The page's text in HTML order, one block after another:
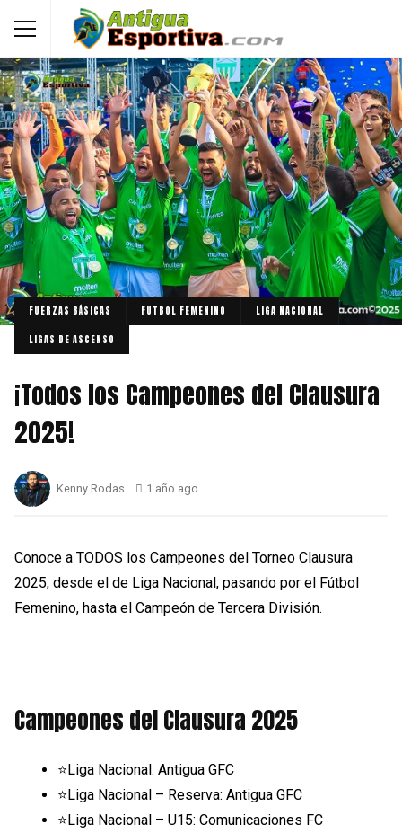
FUERZAS BÁSICAS FUTBOL FEMENINO LIGA NACIONAL
LIGAS DE ASCENSO
¡Todos los Campeones del Clausura
2025!
Kenny Rodas 1 año ago
Conoce a TODOS los Campeones del Torneo Clausura
2025, desde el de Liga Nacional, pasando por el Fútbol
Femenino, hasta el Campeón de Tercera División.
Campeones del Clausura 2025
⭐️Liga Nacional: Antigua GFC
⭐️Liga Nacional – Reserva: Antigua GFC
⭐️Liga Nacional – U15: Comunicaciones FC